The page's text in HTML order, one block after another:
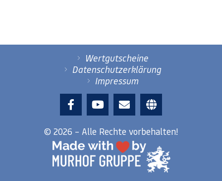
Wertgutscheine
Datenschutzerklärung
Impressum
© 2026 – Alle Rechte vorbehalten!